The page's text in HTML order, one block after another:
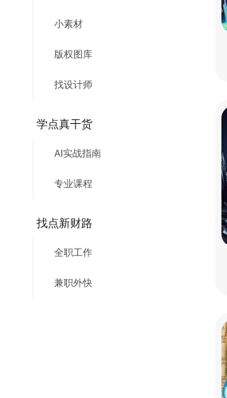
小素材
版权图库
找设计师
学点真干货
AI实战指南
专业课程
找点新财路
全职工作
兼职外快